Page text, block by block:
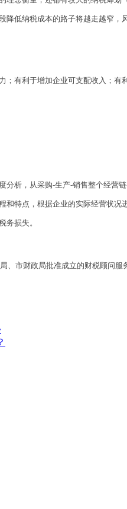
低纳税成本的路子将越走越窄
有利于增加企业可支配收入；
析，从采购-生产-销售整个经
和特点，根据企业的实际经营状
务损失。
、市财政局批准成立的财税顾问